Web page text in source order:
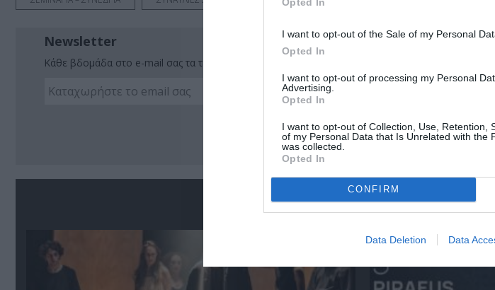
I want to opt-out of the Sale of my Personal
Opted In
I want to opt-out of processing my Personal
Advertising.
Opted In
I want to opt-out of Collection, Use, Retention,
of my Personal Data that Is Unrelated with the
was collected.
Opted In
CONFIRM
Data Deletion Data
Newsletter
Κάθε βδομάδα στο e-mail σας τα τελευταία νέα για την Τέχνη και τον Πολιτισμό!
Σχετικά Άρθρα